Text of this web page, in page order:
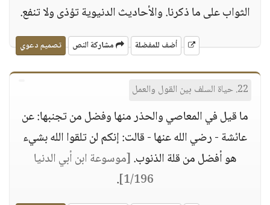
الثواب على ما ذكرنا. والأحاديث الدنيوية تؤذى ولا تنفع.
أضف للمفضلة مشاركة النص تصميم دعوي
22. حياة السلف بين القول والعمل
ما قيل في المعاصي والحذر منها وفضل من تجنبها: عن
عائشة - رضي الله عنها - قالت: إنكم لن تلقوا الله بشيء
هو أفضل من قلة الذنوب.[موسوعة ابن أبي الدنيا
1/196]
.